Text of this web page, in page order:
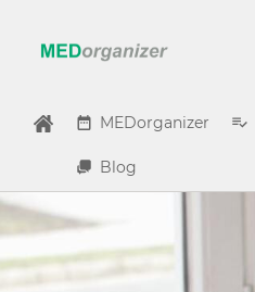
MEDorganizer
Blog